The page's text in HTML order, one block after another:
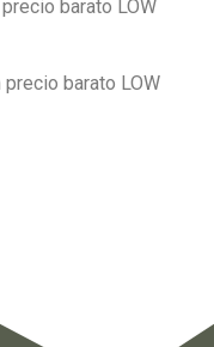
barato LOW
barato LOW